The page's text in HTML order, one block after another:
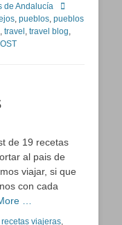
de Andalucía
Etiquetas
, pueblos, pueblos
, travel , travel blog,
de 19 recetas
al pais de
viajar, si que
con cada
…
recetas viajeras,